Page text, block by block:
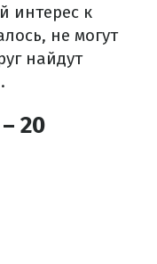
интерес к
не могут
найдут
20